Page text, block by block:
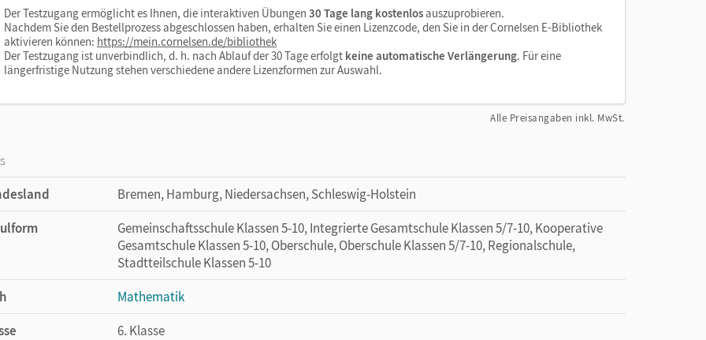
Der Testzugang ermöglicht es Ihnen, die interaktiven Übungen 30 Tage lang kostenlosauszuprobieren.
Nachdem Sie den Bestellprozess abgeschlossen haben, erhalten Sie einen Lizenzcode, den Sie in der Cornelsen E-Bibliothek
aktivieren können: https://mein.cornelsen.de/bibliothek
Der Testzugang ist unverbindlich, d. h. nach Ablauf der 30 Tage erfolgt keine automatische Verlängerung. Für eine
längerfristige Nutzung stehen verschiedene andere Lizenzformen zur Auswahl.
Alle Preisangaben inkl. MwSt.
Bremen, Hamburg, Niedersachsen, Schleswig-Holstein
Gemeinschaftsschule Klassen 5-10, Integrierte Gesamtschule Klassen 5/7-10, Kooperative
Gesamtschule Klassen 5-10, Oberschule, Oberschule Klassen 5/7-10, Regionalschule,
Stadtteilschule Klassen 5-10
Mathematik
6. Klasse